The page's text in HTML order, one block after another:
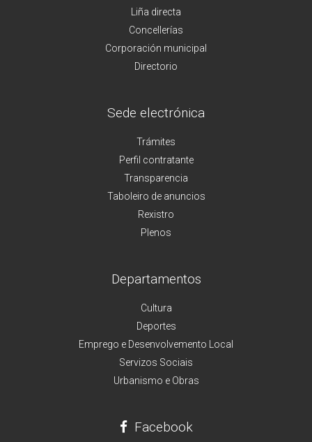
Liña directa
Concellerías
Corporación municipal
Directorio
Sede electrónica
Trámites
Perfil contratante
Transparencia
Taboleiro de anuncios
Rexistro
Plenos
Departamentos
Cultura
Deportes
Emprego e Desenvolvemento Local
Servizos Sociais
Urbanismo e Obras
Facebook